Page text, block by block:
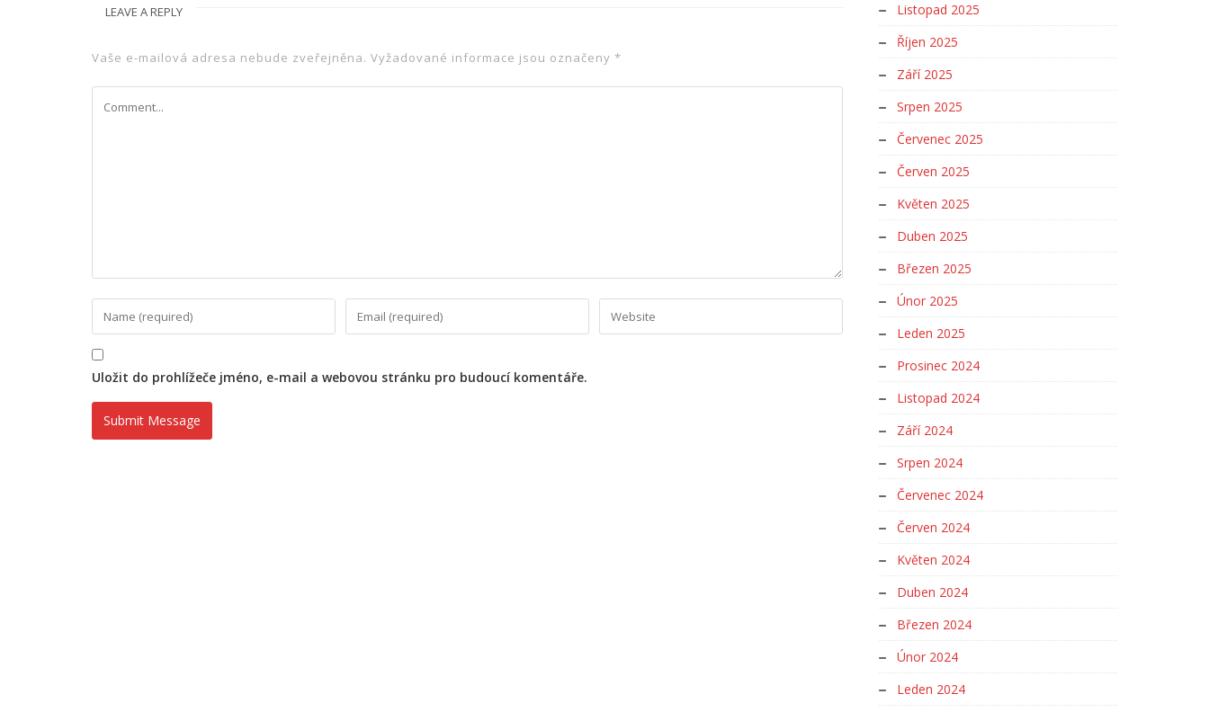
LEAVE A REPLY
Vaše e-mailová adresa nebude zveřejněna. Vyžadované informace jsou označeny *
Uložit do prohlížeče jméno, e-mail a webovou stránku pro budoucí komentáře.
Listopad 2025
Říjen 2025
Září 2025
Srpen 2025
Červenec 2025
Červen 2025
Květen 2025
Duben 2025
Březen 2025
Únor 2025
Leden 2025
Prosinec 2024
Listopad 2024
Září 2024
Srpen 2024
Červenec 2024
Červen 2024
Květen 2024
Duben 2024
Březen 2024
Únor 2024
Leden 2024